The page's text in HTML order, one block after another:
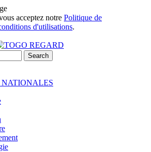
acceptez notre Politique de
d'utilisations.